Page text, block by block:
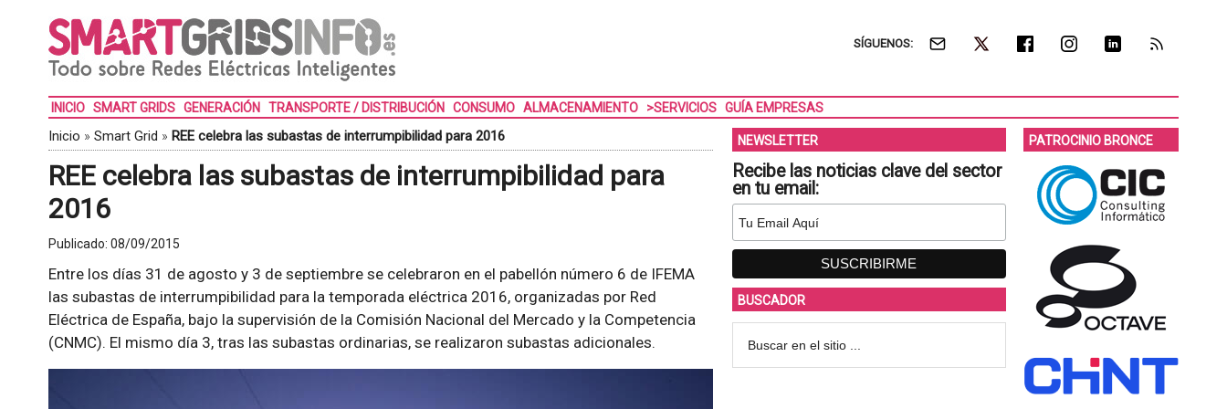
SÍGUENOS:
INICIO SMART GRIDS GENERACIÓN TRANSPORTE / DISTRIBUCIÓN CONSUMO ALMACENAMIENTO >SERVICIOS GUÍA EMPRESAS
Inicio » Smart Grid » REE celebra las subastas de interrumpibilidad para 2016
REE celebra las subastas de interrumpibilidad para
2016
Publicado: 08/09/2015
Entre los días 31 de agosto y 3 de septiembre se celebraron en el pabellón número 6 de IFEMA
las subastas de interrumpibilidad para la temporada eléctrica 2016, organizadas por Red
Eléctrica de España, bajo la supervisión de la Comisión Nacional del Mercado y la Competencia
(CNMC). El mismo día 3, tras las subastas ordinarias, se realizaron subastas adicionales.
NEWSLETTER
Recibe las noticias clave del sector
en tu email:
BUSCADOR
PATROCINIO BRONCE